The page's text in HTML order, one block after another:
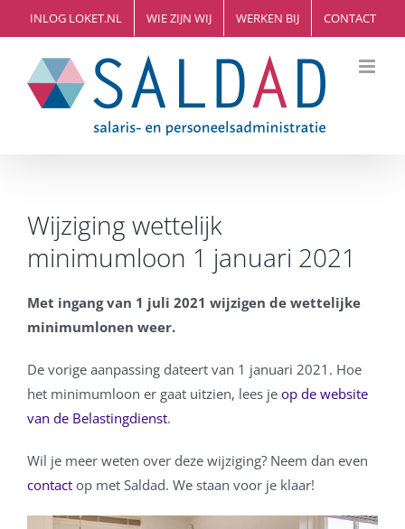
naar
inhoud
INLOG LOKET.NL WIE ZIJN WIJ WERKEN BIJ CONTACT
Wijziging wettelijk
minimumloon 1 januari 2021
Met ingang van 1 juli 2021 wijzigen de wettelijke
minimumlonen weer.
De vorige aanpassing dateert van 1 januari 2021. Hoe
het minimumloon er gaat uitzien, lees je op de website
van de Belastingdienst.
Wil je meer weten over deze wijziging? Neem dan even
contactop met Saldad. We staan voor je klaar!